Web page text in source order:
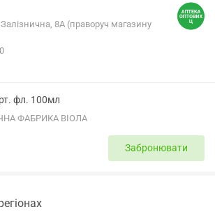
Залізнична, 8А (праворуч магазину
фл. 100мл
ФАБРИКА ВІОЛА
Забронювати